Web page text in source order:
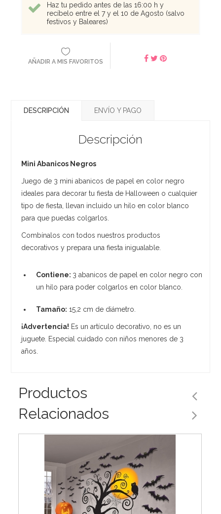
Haz tu pedido antes de las 16:00 h y
recíbelo entre el 7 y el 10 de Agosto (salvo
festivos y Baleares)
AÑADIR A MIS FAVORITOS
DESCRIPCIÓN ENVÍO Y PAGO
Descripción
Mini Abanicos Negros
Juego de 3 mini abanicos de papel en color negro
ideales para decorar tu fiesta de Halloween o cualquier
tipo de fiesta, llevan incluido un hilo en color blanco
para que puedas colgarlos.
Combínalos con todos nuestros productos
decorativos y prepara una fiesta inigualable.
Contiene: 3 abanicos de papel en color negro con
un hilo para poder colgarlos en color blanco.
Tamaño: 15,2 cm de diámetro.
¡Advertencia! Es un artículo decorativo, no es un
juguete. Especial cuidado con niños menores de 3
años.
Productos
Relacionados